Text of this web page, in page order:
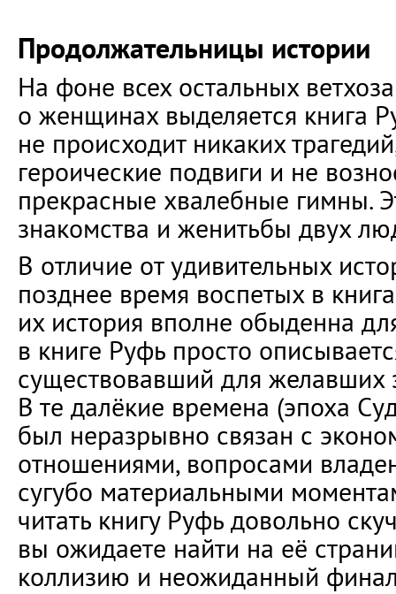
Продолжательницы истории
На фоне всех остальных
о женщинах выделяется книга
не происходит никаких
героические подвиги и не
прекрасные хвалебные гимны.
знакомства и женитьбы двух
В отличие от удивительных
позднее время воспетых в
их история вполне обыденна
в книге Руфь просто
существовавший для желавших
В те далёкие времена (эпоха
был неразрывно связан с
отношениями, вопросами
сугубо материальными
читать книгу Руфь довольно
вы ожидаете найти на её
коллизию и неожиданный